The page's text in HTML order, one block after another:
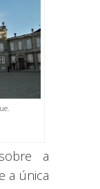
a
a única